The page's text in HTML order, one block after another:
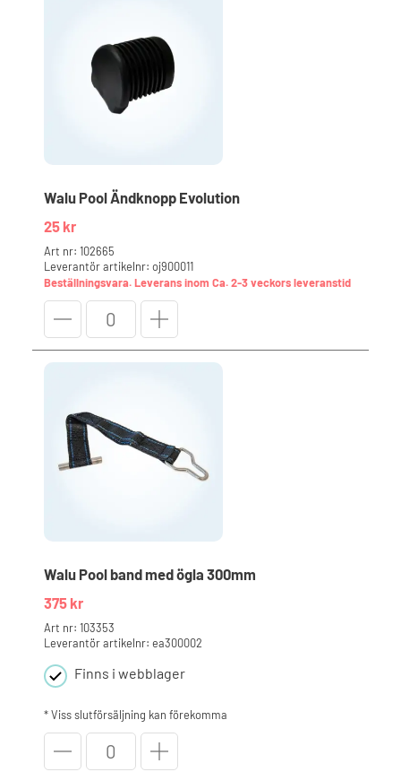
Walu Pool Ändknopp Evolution
25 kr
Leverantör artikelnr: oj900011
Art nr: 102665
Beställningsvara. Leverans inom Ca. 2-3 veckors leveranstid
Walu
Pool
Ändknopp
Evolution
mängd
Walu Pool band med ögla 300mm
375 kr
Leverantör artikelnr: ea300002
Art nr: 103353
Finns i webblager
* Viss slutförsäljning kan förekomma
Walu
Pool